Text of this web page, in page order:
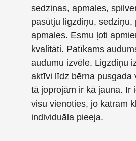
sedziņas, apmales,
pasūtju ligzdiņu, sedziņu,
apmales. Esmu ļoti
kvalitāti. Patīkams
audumu izvēle. Ligzdiņu
aktīvi līdz bērna pusgada
tā joprojām ir kā jauna. Ir
visu vienoties, jo katram
individuāla pieeja.